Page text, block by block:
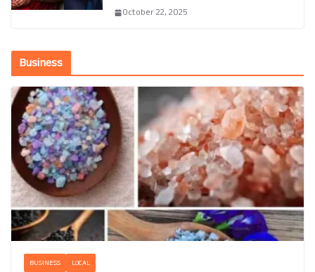
October 22, 2025
Business
BUSINESS LOCAL